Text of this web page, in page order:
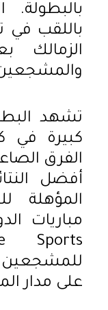
بالبطولة.
باللقب في
الزمالك
تشهد
كبيرة
الفرق
أفضل
المؤهلة
مباريات
للمشجعين
على مدار